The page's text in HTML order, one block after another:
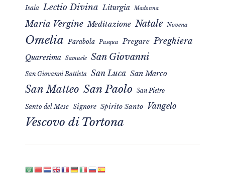
Isaia Lectio Divina Liturgia Madonna
Maria Vergine Meditazione Natale Novena
Omelia Parabola Pasqua Pregare Preghiera
Quaresima Samuele San Giovanni
San Giovanni Battista San Luca San Marco
San Matteo San Paolo San Pietro
Santo del Mese Signore Spirito Santo Vangelo
Vescovo di Tortona